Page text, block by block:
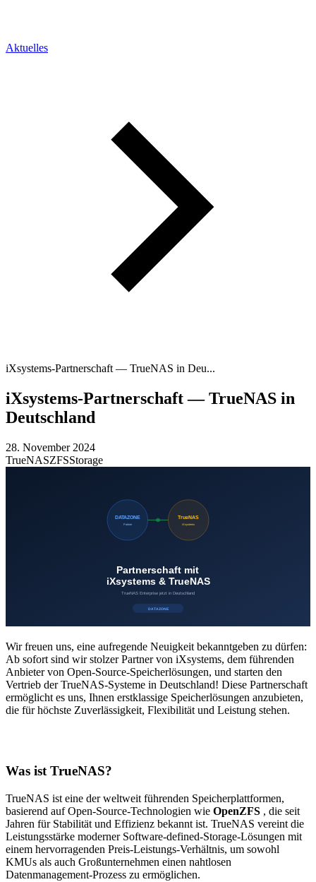
Aktuelles
iXsystems-Partnerschaft — TrueNAS in Deu...
iXsystems-Partnerschaft — TrueNAS in
Deutschland
28. November 2024
TrueNASZFSStorage
Wir freuen uns, eine aufregende Neuigkeit bekanntgeben zu dürfen:
Ab sofort sind wir stolzer Partner von iXsystems, dem führenden
Anbieter von Open-Source-Speicherlösungen, und starten den
Vertrieb der TrueNAS-Systeme in Deutschland! Diese Partnerschaft
ermöglicht es uns, Ihnen erstklassige Speicherlösungen anzubieten,
die für höchste Zuverlässigkeit, Flexibilität und Leistung stehen.
Was ist TrueNAS?
TrueNAS ist eine der weltweit führenden Speicherplattformen,
basierend auf Open-Source-Technologien wie OpenZFS , die seit
Jahren für Stabilität und Effizienz bekannt ist. TrueNAS vereint die
Leistungsstärke moderner Software-defined-Storage-Lösungen mit
einem hervorragenden Preis-Leistungs-Verhältnis, um sowohl
KMUs als auch Großunternehmen einen nahtlosen
Datenmanagement-Prozess zu ermöglichen.